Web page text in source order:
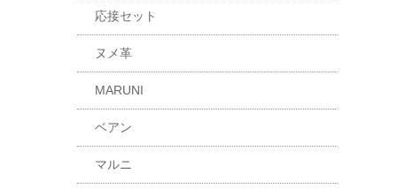
応接セット
ヌメ革
MARUNI
ベアン
マルニ